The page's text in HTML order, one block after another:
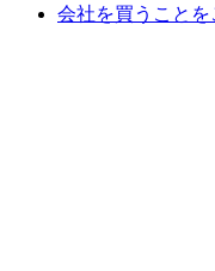
会社を買うこと